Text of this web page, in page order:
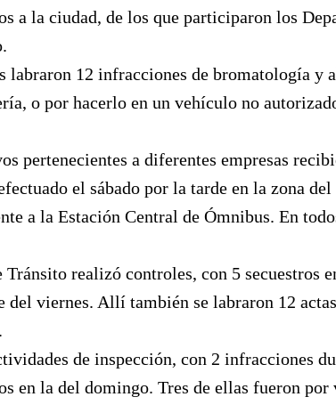
a la ciudad, de los que participaron los
labraron 12 infracciones de bromatología y
o por hacerlo en un vehículo no
pertenecientes a diferentes empresas
el sábado por la tarde en la zona
a la Estación Central de Ómnibus. En
realizó controles, con 5 secuestros
del viernes. Allí también se labraron 12
de inspección, con 2 infracciones
en la del domingo. Tres de ellas fueron por